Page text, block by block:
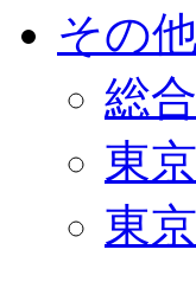
その
総
東
東